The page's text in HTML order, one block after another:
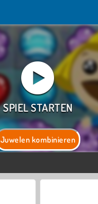
Juwelen kombinieren